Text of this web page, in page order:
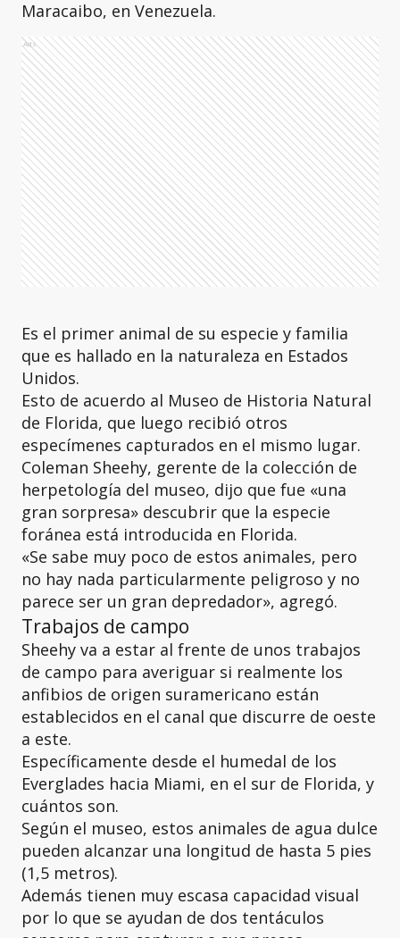
Maracaibo, en Venezuela.
Ads
Es el primer animal de su especie y familia
que es hallado en la naturaleza en Estados
Unidos.
Esto de acuerdo al Museo de Historia Natural
de Florida, que luego recibió otros
especímenes capturados en el mismo lugar.
Coleman Sheehy, gerente de la colección de
herpetología del museo, dijo que fue «una
gran sorpresa» descubrir que la especie
foránea está introducida en Florida.
«Se sabe muy poco de estos animales, pero
no hay nada particularmente peligroso y no
parece ser un gran depredador», agregó.
Trabajos de campo
Sheehy va a estar al frente de unos trabajos
de campo para averiguar si realmente los
anfibios de origen suramericano están
establecidos en el canal que discurre de oeste
a este.
Específicamente desde el humedal de los
Everglades hacia Miami, en el sur de Florida, y
cuántos son.
Según el museo, estos animales de agua dulce
pueden alcanzar una longitud de hasta 5 pies
(1,5 metros).
Además tienen muy escasa capacidad visual
por lo que se ayudan de dos tentáculos